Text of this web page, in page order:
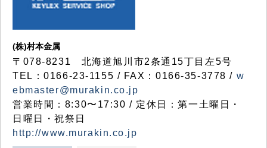
(株)村本金属
〒078-8231 北海道旭川市2条通15丁目左5号
TEL：0166-23-1155 / FAX：0166-35-3778 / w
ebmaster@murakin.co.jp
営業時間：8:30〜17:30 / 定休日：第一土曜日・
日曜日・祝祭日
http://www.murakin.co.jp